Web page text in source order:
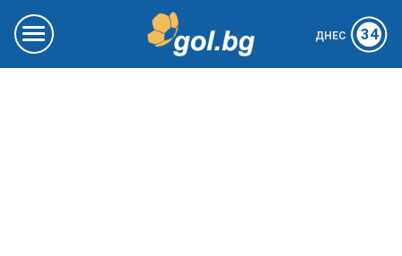
ДНЕС 34